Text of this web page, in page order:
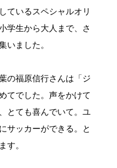
ているスペシャルオリ
学生から大人まで、さ
いました。
の福原信行さんは「ジ
てでした。声をかけて
とても喜んでいて。ユ
サッカーができる。と
す。